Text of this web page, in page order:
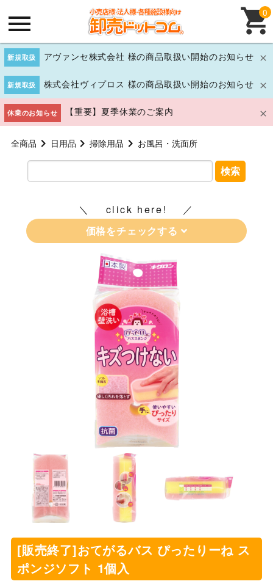
新規取扱 アヴァンセ株式会社 様の商品取扱い開始のお知らせ
新規取扱 株式会社ヴィプロス 様の商品取扱い開始のお知らせ
休業のお知らせ 【重要】夏季休業のご案内
0
全商品 日用品 掃除用品 お風呂・洗面所
検索
click here!
価格をチェックする
[販売終了]おてがるバス ぴったりーね ス
ポンジソフト 1個入